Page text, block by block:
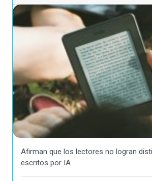
Afirman que los lectores no logran
escritos por IA